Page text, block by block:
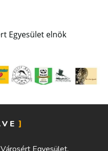
Egyesület elnök